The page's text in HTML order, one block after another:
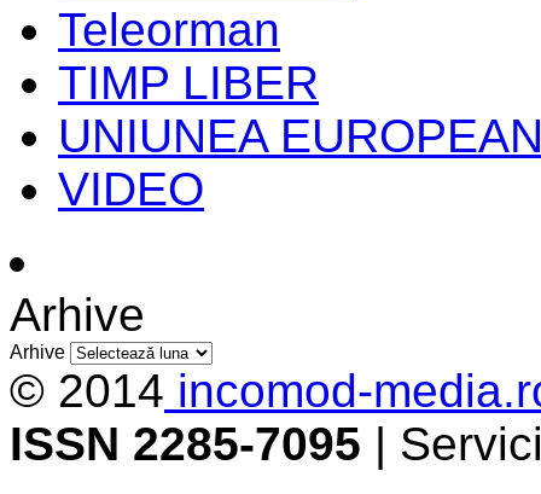
Teleorman
TIMP LIBER
UNIUNEA
VIDEO
Arhive
Arhive
© 2014 incomod-
ISSN 2285-7095 |